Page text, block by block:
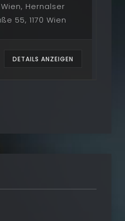
Hernalser
55, 1170 Wien
DETAILS ANZEIGEN